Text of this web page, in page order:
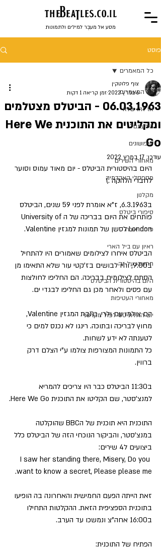
theBeaTles.co.il
מסע אל מעבֶר למילים ולתמונות
פוסט
כל המאמרים
אז זהו שלא
הידעתם?
חיפושונים
מאחורי השירים
מספסלי האקדמיה
מקלנון
סיפורי ביטלס
פוסט אורח
ראיון עם ביל הארי
תחשבו על זה
היום בהיסטורית הביטלס
מאחורי העטיפות
יום הולדת 80 לפול מקרטני
כל המאמרים
06.03.1963 - הביטלס מצטלמים
ומקליטים את התוכנית Here We
Go
צוף פלוטקין
6 במרץ 2022
זמן קריאה 1 דקות
עודכן: 17 במרץ 2022
היום בהיסטורית הביטלס - יום מאוד עמוס וסוער
לחברי הלהקה :)
ב6.3.1963, ז"א אומרת לפני 59 שנים, הביטלס
פותחים את היום בבריכה של הUniversity of
London לסשן של תמונות למגזין Valentine.
הביטלס איחרו לצילומים שאמורים היו להתחיל
ב9:00, והיו לבושים בז'קטי עור שלא התאימו מן
הסתם לצילומים בבריכה. הם החליפו לחולצות
עם פסים ולאחר מכן גם החליפו לבגדי ים.
הם צולמו עם ולרי, כתבת המגזין Valentine,
מחוץ לבריכה ובתוכה. רינגו לא נכנס למים כי
לטענתה לא ידע לשחות.
כל התמונות המצורפות צולמו ע"י הצלם דרק
ברווין.
ב11:30 הביטלס כבר היו צריכים להמריא
למנצ'סטר, שם הקליטו את התוכנית Here We Go.
התוכנית היא תוכנית של הBBC שהוקלטה
במנצ'סטר, והביקור הנוכחי הזה של הביטלס כלל
ביצועים ל4 שירים:
I saw her standing there, Misery, Do you
want to know a secret, Please please me.
זאת הייתה הפעם החמישית והאחרונה בה הופיעו
בתוכנית הספציפית הזאת. ההקלטות התחילו
ב16:00 אחה"צ ונמשכו עד הערב.
הפתיח של התוכנית: